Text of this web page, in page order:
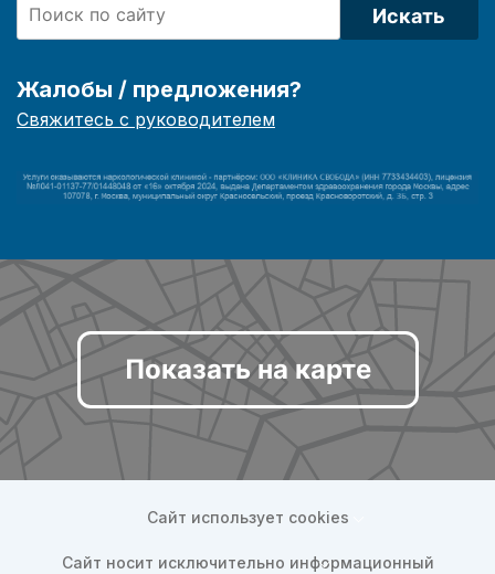
Искать
Жалобы / предложения?
Свяжитесь с руководителем
Показать на карте
Сайт использует cookies
Сайт носит исключительно информационный